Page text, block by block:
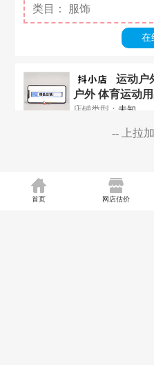
类目： 服饰
在
运动户
户外 体育运动
店铺类型：未知
-- 上拉
首页 网店估价